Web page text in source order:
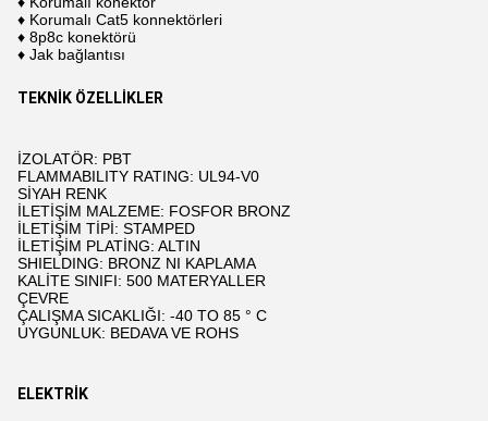
♦ Korumalı Cat5 konnektörleri
♦ 8p8c konektörü
♦ Jak bağlantısı
TEKNİK ÖZELLİKLER
İZOLATÖR: PBT
FLAMMABILITY RATING: UL94-V0
SİYAH RENK
İLETİŞİM MALZEME: FOSFOR BRONZ
İLETİŞİM TİPİ: STAMPED
İLETİŞİM PLATİNG: ALTIN
SHIELDING: BRONZ NI KAPLAMA
KALİTE SINIFI: 500 MATERYALLER
ÇEVRE
ÇALIŞMA SICAKLIĞI: -40 TO 85 ° C
UYGUNLUK: BEDAVA VE ROHS
ELEKTRİK